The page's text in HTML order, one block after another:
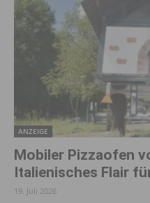
ANZEIGE
Mobiler Pizzaofen
Italienisches Flair
19. Juli 2026